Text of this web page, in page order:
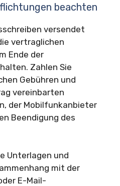
beachten
versendet
vertraglichen
Ende der
Zahlen Sie
Gebühren und
vereinbarten
der Mobilfunkanbieter
Beendigung des
Unterlagen und
mit der
E-Mail-